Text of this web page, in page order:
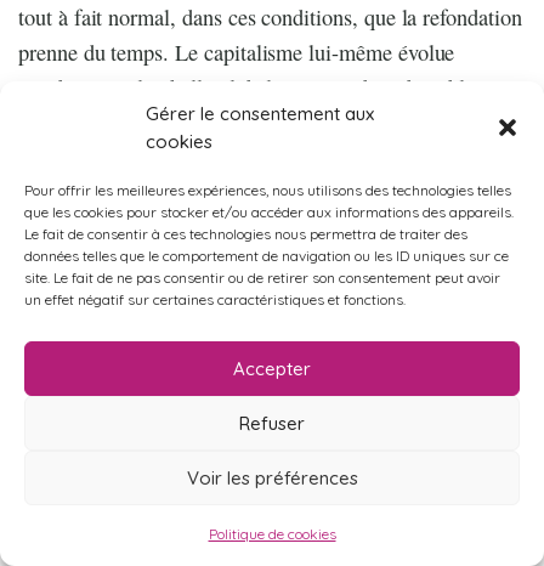
Gérer le consentement aux
cookies
Pour offrir les meilleures expériences, nous utilisons des technologies telles
que les cookies pour stocker et/ou accéder aux informations des appareils.
Le fait de consentir à ces technologies nous permettra de traiter des
données telles que le comportement de navigation ou les ID uniques sur ce
site. Le fait de ne pas consentir ou de retirer son consentement peut avoir
un effet négatif sur certaines caractéristiques et fonctions.
Accepter
Refuser
Voir les préférences
Politique de cookies
tout à fait normal, dans ces conditions, que la refondation
prenne du temps. Le capitalisme lui-même évolue
rapidement à l’échelle globale, posant de redoutables
problèmes analytiques et de construction d’une nouvelle
vision stratégique.
Depuis les années 1990, une série d’expériences
politiques aux quatre coins du monde sont venues
alimenter la réflexion sur un « autre monde possible ».
programmatique. Par exemple, tout au long du 20
e
a prédominé en son sein l’idée que la planification
économique sous des formes diverses pouvait constituer
planification passées – en URSS, en Chine, en
Yougoslavie, en Hongrie, à Cuba – se sont soldées par